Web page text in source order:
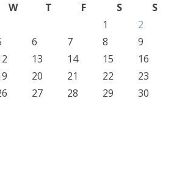
W T F S
S
1
2
6 7 8
9
13 14 15
16
20 21 22
23
27 28 29
30